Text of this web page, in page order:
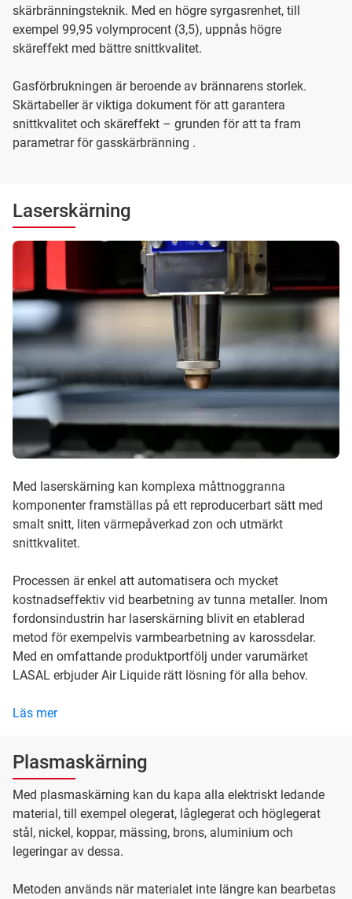
skärbränningsteknik. Med en högre syrgasrenhet, till
exempel 99,95 volymprocent (3,5), uppnås högre
skäreffekt med bättre snittkvalitet.
Gasförbrukningen är beroende av brännarens storlek.
Skärtabeller är viktiga dokument för att garantera
snittkvalitet och skäreffekt – grunden för att ta fram
parametrar för gasskärbränning .
Laserskärning
Med laserskärning kan komplexa måttnoggranna
komponenter framställas på ett reproducerbart sätt med
smalt snitt, liten värmepåverkad zon och utmärkt
snittkvalitet.
Processen är enkel att automatisera och mycket
kostnadseffektiv vid bearbetning av tunna metaller. Inom
fordonsindustrin har laserskärning blivit en etablerad
metod för exempelvis varmbearbetning av karossdelar.
Med en omfattande produktportfölj under varumärket
LASAL erbjuder Air Liquide rätt lösning för alla behov.
Läs mer
Plasmaskärning
Med plasmaskärning kan du kapa alla elektriskt ledande
material, till exempel olegerat, låglegerat och höglegerat
stål, nickel, koppar, mässing, brons, aluminium och
legeringar av dessa.
Metoden används när materialet inte längre kan bearbetas